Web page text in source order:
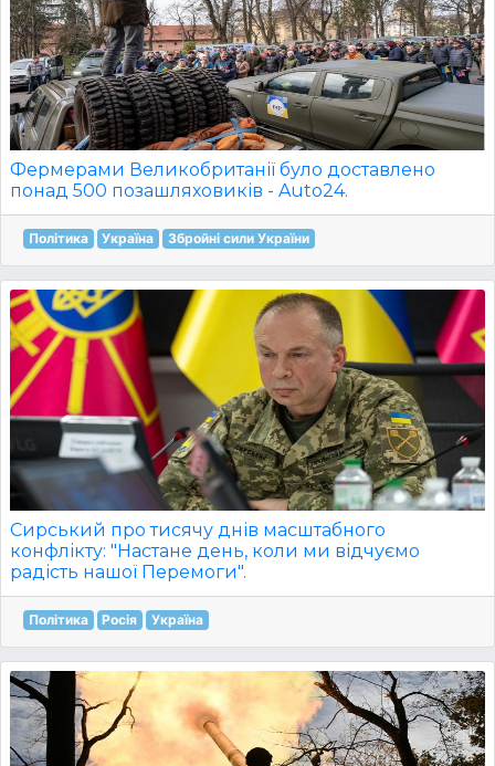
Фермерами Великобританії було доставлено
понад 500 позашляховиків - Auto24.
Політика Україна Збройні сили України
Сирський про тисячу днів масштабного
конфлікту: "Настане день, коли ми відчуємо
радість нашої Перемоги".
Політика Росія Україна